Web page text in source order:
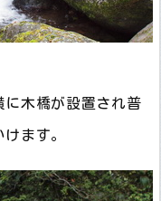
に木橋が設置され普
ます。